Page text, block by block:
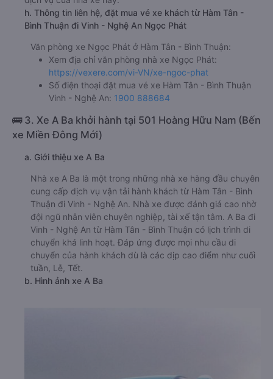
h. Thông tin liên hệ, đặt mua vé xe khách từ Hàm Tân -
Bình Thuận đi Vinh - Nghệ An Ngọc Phát
Văn phòng xe Ngọc Phát ở Hàm Tân - Bình Thuận:
Xem địa chỉ văn phòng nhà xe Ngọc Phát:
https://vexere.com/vi-VN/xe-ngoc-phat
Số điện thoại đặt mua vé xe Hàm Tân - Bình Thuận
Vinh - Nghệ An: 1900 888684
🚌 3. Xe A Ba khởi hành tại 501 Hoàng Hữu Nam (Bến
xe Miền Đông Mới)
a. Giới thiệu xe A Ba
Nhà xe A Ba là một trong những nhà xe hàng đầu chuyên
cung cấp dịch vụ vận tải hành khách từ Hàm Tân - Bình
Thuận đi Vinh - Nghệ An. Nhà xe được đánh giá cao nhờ
đội ngũ nhân viên chuyên nghiệp, tài xế tận tâm. A Ba đi
Vinh - Nghệ An từ Hàm Tân - Bình Thuận có lịch trình di
chuyển khá linh hoạt. Đáp ứng được mọi nhu cầu di
chuyển của hành khách dù là các dịp cao điểm như cuối
tuần, Lễ, Tết.
b. Hình ảnh xe A Ba